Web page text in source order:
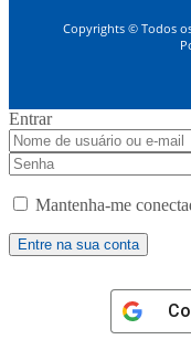
Copyrights © Todos
Entrar
Mantenha-me